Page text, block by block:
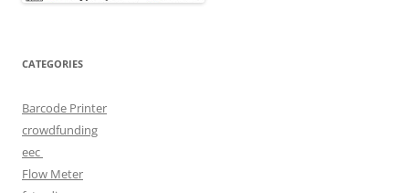
CATEGORIES
Barcode Printer
crowdfunding
eec
Flow Meter